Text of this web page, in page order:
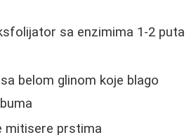
sa enzimima 1-2 puta
belom glinom koje blago
mitisere prstima